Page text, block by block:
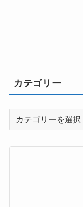
カテゴリー